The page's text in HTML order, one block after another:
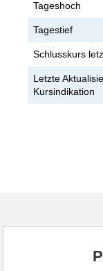
Tageshoch
Tagestief
Schlusskurs
Letzte
Kursindikation